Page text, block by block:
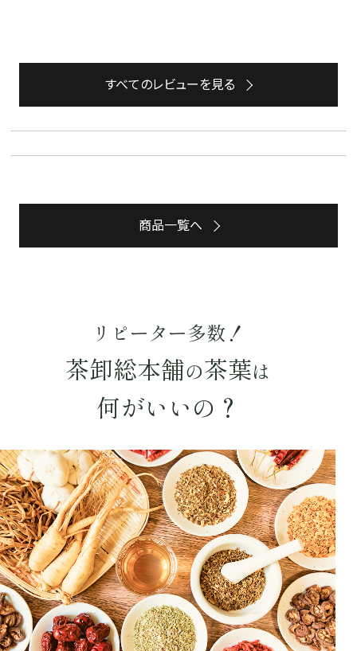
キーワードで探す
〜
茶葉を選択
紅茶
容量を選択
50g 100g 500g 1000g
検索
すべてのレビューを見る
商品一覧へ
リピーター多数！
茶卸総本舗の茶葉は
何がいいの？